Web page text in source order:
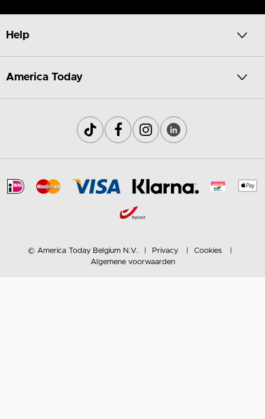
Help
America Today
© America Today Belgium N.V. Privacy
Cookies
Algemene voorwaarden